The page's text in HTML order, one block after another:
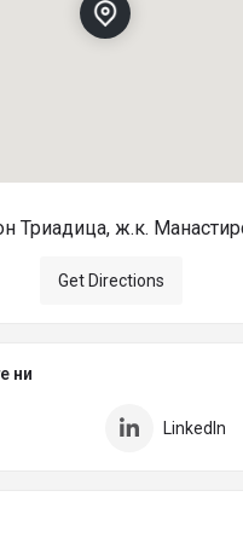
Триадица, ж.к.
Get Directions
ни
LinkedIn